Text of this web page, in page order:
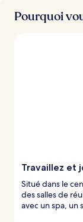
Pourquoi
Travaillez et
Situé dans le
des salles de
avec un spa, un